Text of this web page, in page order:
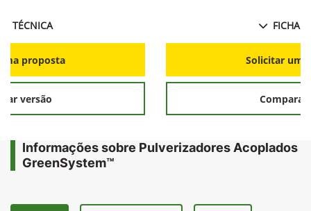
TÉCNICA
proposta
versão
FICHA
Solicitar
Comparar
Informações sobre Pulverizadores Acoplados
GreenSystem™